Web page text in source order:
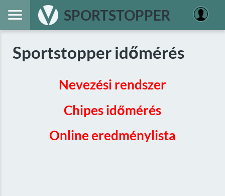
SPORTSTOPPER
Sportstopper időmérés
Nevezési rendszer
Chipes időmérés
Online eredménylista